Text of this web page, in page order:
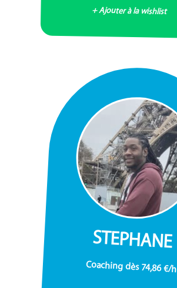
+ Ajouter à la wishlist
STEPHANE
Coaching dès 74,86 €/h